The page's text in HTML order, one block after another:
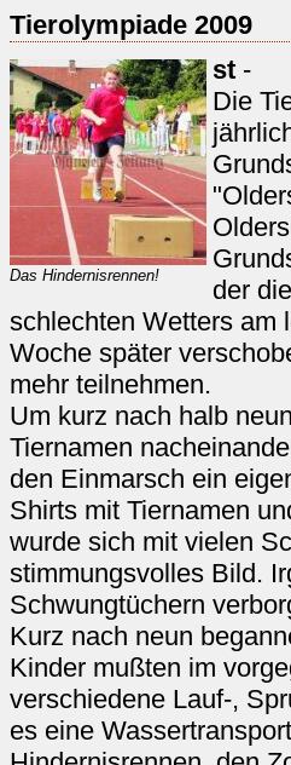
Tierolympiade 2009
Das Hindernisrennen!
st -
Die
der
schlechten Wetters am
Woche später
mehr teilnehmen.
Um kurz nach halb
Tiernamen
den Einmarsch ein
Shirts mit Tiernamen
wurde sich mit vielen
stimmungsvolles Bild.
Schwungtüchern
Kurz nach neun
Kinder mußten im
verschiedene Lauf-,
es eine